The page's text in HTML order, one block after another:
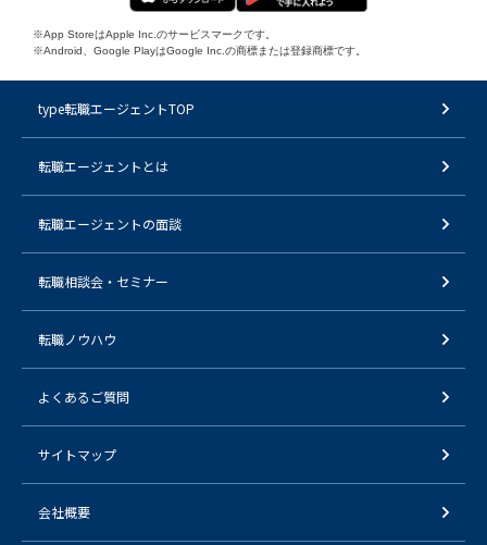
※App StoreはApple Inc.のサービスマークです。
※Android、Google PlayはGoogle Inc.の商標または登録商標です。
type転職エージェントTOP
転職エージェントとは
転職エージェントの面談
転職相談会・セミナー
転職ノウハウ
よくあるご質問
サイトマップ
会社概要